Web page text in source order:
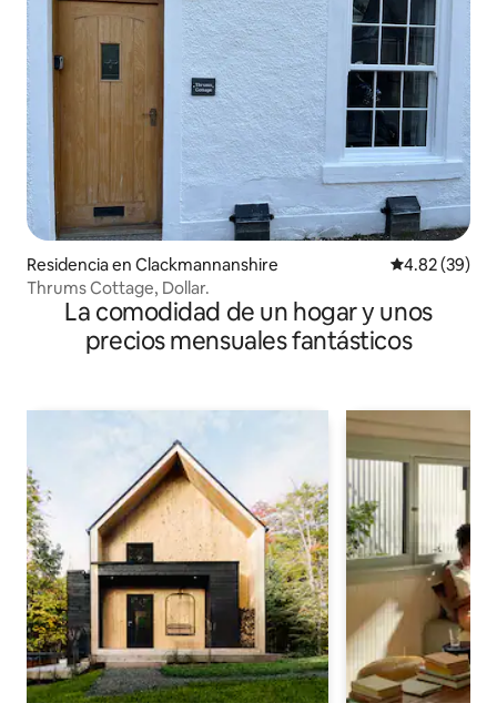
Residencia en Clackmannanshire Calificación
4.82 (39)
Thrums Cottage, Dollar.
La comodidad de un hogar y unos
precios mensuales fantásticos